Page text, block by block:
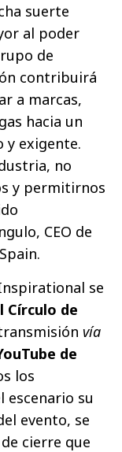
suerte
al poder
de
contribuirá
a marcas,
hacia un
y exigente.
no
y permitirnos
CEO de
se
Círculo de
vía
de
los
escenario su
evento, se
cierre que